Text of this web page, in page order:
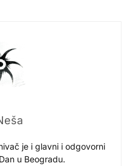
je i glavni i odgovorni
u Beogradu.